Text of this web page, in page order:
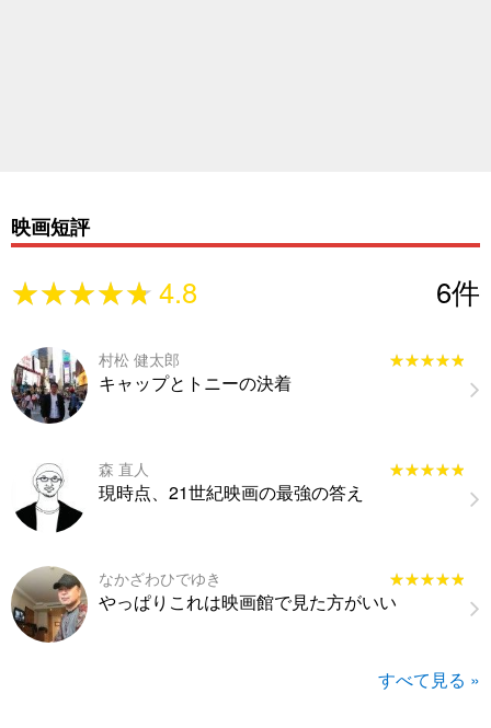
映画短評
★★★★★
★★★★★4.8 6件
村松 健太郎 ★★★★★
★★★★★
キャップとトニーの決着
森 直人 ★★★★★
★★★★★
現時点、21世紀映画の最強の答え
なかざわひでゆき ★★★★★
★★★★★
やっぱりこれは映画館で見た方がいい
すべて見る »